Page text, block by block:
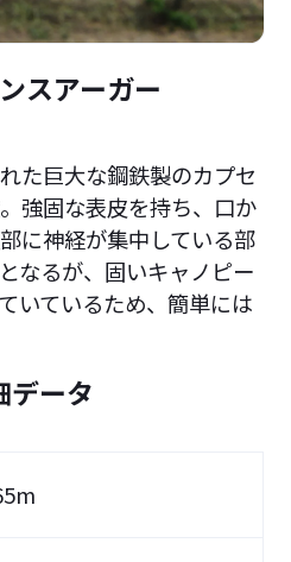
スアーガー
た巨大な鋼鉄製のカプセ
強固な表皮を持ち、口か
に神経が集中している部
なるが、固いキャノピー
いているため、簡単には
データ